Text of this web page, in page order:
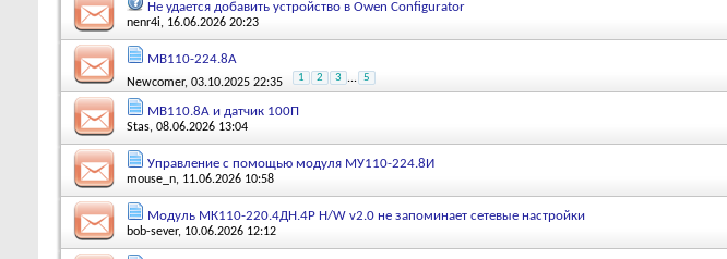
Не удается добавить устройство в Owen Configurator
nenr4i, 16.06.2026 20:23
МВ110-224.8А
Newcomer, 03.10.2025 22:35 1 2 3 ... 5
МВ110.8А и датчик 100П
Stas, 08.06.2026 13:04
Управление с помощью модуля МУ110-224.8И
mouse_n, 11.06.2026 10:58
Модуль МК110-220.4ДН.4Р H/W v2.0 не запоминает сетевые настройки
bob-sever, 10.06.2026 12:12